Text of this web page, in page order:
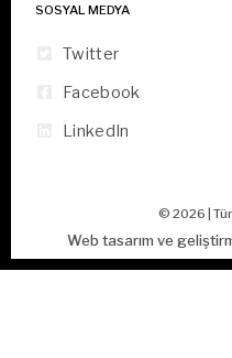
SOSYAL MEDYA
Twitter
Facebook
LinkedIn
© 2026 |
Web tasarım ve